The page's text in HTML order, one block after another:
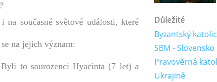
současné světové události, které
na jejich význam:
to sourozenci Hyacinta (7 let) a
Důležité
Byzantský
SBM - Slovensko
Pravověrná
Ukrajině